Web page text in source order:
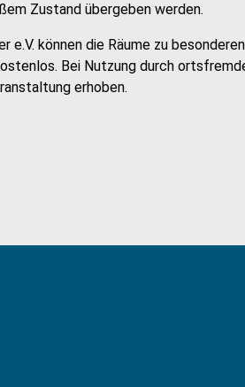
Zustand übergeben werden.
können die Räume zu
Bei Nutzung durch
erhoben.